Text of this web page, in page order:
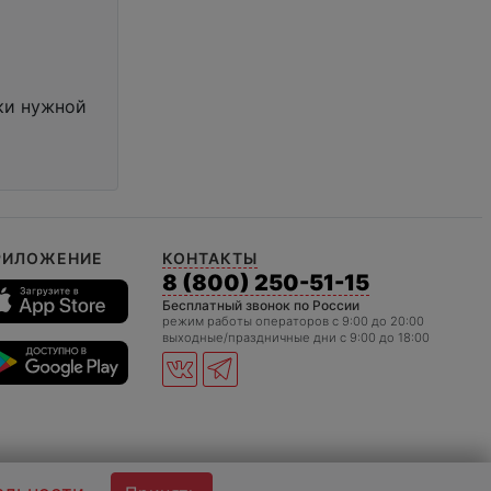
нужной
КОНТАКТЫ
8 (800) 250-51-15
Бесплатный звонок по России
режим работы операторов c 9:00 до 20:00
выходные/праздничные дни с 9:00 до 18:00